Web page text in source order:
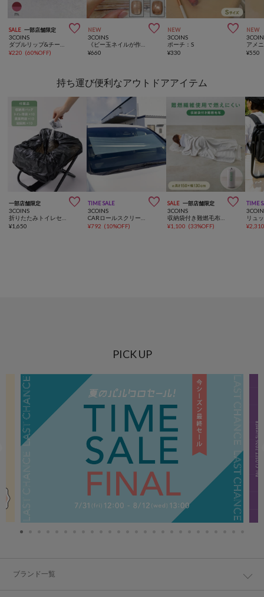
SALE 一部店舗限定 
3COINS
¥220 (60%OFF)
NEW 
3COINS
¥660
NEW 
3COINS
ポーチ：S
¥330
NEW
アメ
¥550
持ち運び便利なアウトドアアイテム
一部店舗限定 
3COINS
¥1,650
TIME SALE 
3COINS
¥792 (10%OFF)
SALE 一部店舗限定 
3COINS
収納袋付き難燃毛布：150×130cm／SOBANI
¥1,100 (33%OFF)
TIME
¥
PICK UP
ブランド一覧